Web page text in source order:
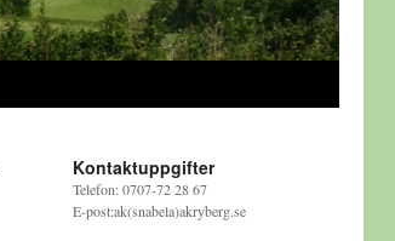
Kontaktuppgifter
Telefon: 0707-72 28 67
E-post:ak(snabela)akryberg.se